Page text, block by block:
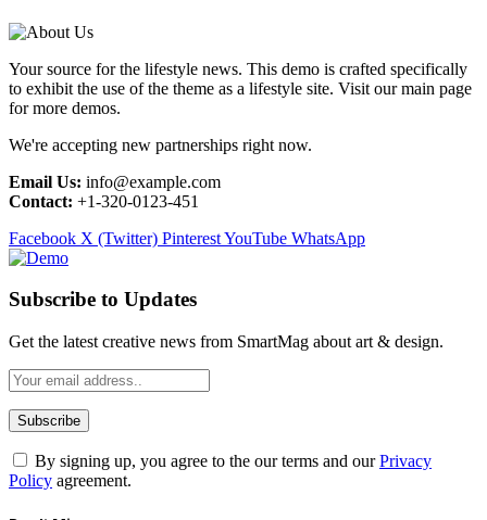
Your source for the lifestyle news. This demo is crafted specifically
to exhibit the use of the theme as a lifestyle site. Visit our main page
for more demos.
We're accepting new partnerships right now.
Email Us: info@example.com
Contact: +1-320-0123-451
Facebook X (Twitter) PinterestYouTube WhatsApp
Subscribe to Updates
Get the latest creative news from SmartMag about art & design.
By signing up, you agree to the our terms and ourPrivacy
Policy agreement.